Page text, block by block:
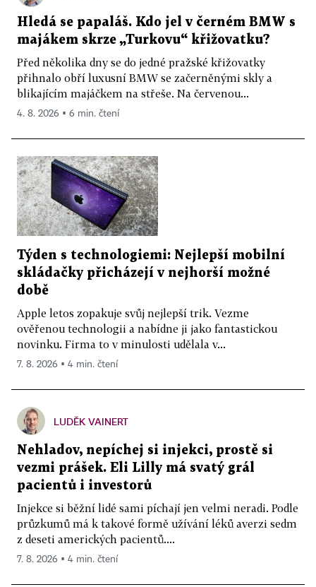
Hledá se papaláš. Kdo jel v černém BMW s
majákem skrze „Turkovu“ křižovatku?
Před několika dny se do jedné pražské křižovatky
přihnalo obří luxusní BMW se začerněnými skly a
blikajícím majáčkem na střeše. Na červenou...
4. 8. 2026 ▪ 6 min. čtení
Týden s technologiemi: Nejlepší mobilní
skládačky přicházejí v nejhorší možné
době
Apple letos zopakuje svůj nejlepší trik. Vezme
ověřenou technologii a nabídne ji jako fantastickou
novinku. Firma to v minulosti udělala v...
7. 8. 2026 ▪ 4 min. čtení
LUDĚK VAINERT
Nehladov, nepíchej si injekci, prostě si
vezmi prášek. Eli Lilly má svatý grál
pacientů i investorů
Injekce si běžní lidé sami píchají jen velmi neradi. Podle
průzkumů má k takové formě užívání léků averzi sedm
z deseti amerických pacientů....
7. 8. 2026 ▪ 4 min. čtení